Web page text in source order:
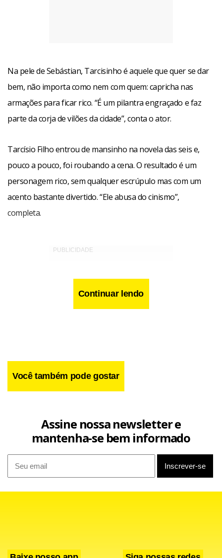
Facebook
WhatsApp
LinkedIn
Twitter
X Telegram
Share
Na pele de Sebástian, Tarcisinho é aquele que quer se dar
bem, não importa como nem com quem: capricha nas
armações para ficar rico. “É um pilantra engraçado e faz
parte da corja de vilões da cidade”, conta o ator.
Tarcísio Filho entrou de mansinho na novela das seis e,
pouco a pouco, foi roubando a cena. O resultado é um
personagem rico, sem qualquer escrúpulo mas com um
acento bastante divertido. “Ele abusa do cinismo”,
completa.
Já Tarcísio Meira, o mau-caráter Coronel Totonho Sousa
caminho para seu personagem assumir as tintas do
humor – algo que soube compor muito bem como o
Continuar lendo
Você também pode gostar
Assine nossa newsletter e
mantenha-se bem informado